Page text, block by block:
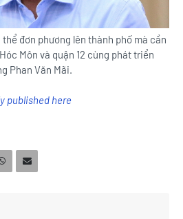
đơn phương lên thành phố mà cần
Môn và quận 12 cùng phát triển
Phan Văn Mãi.
published here